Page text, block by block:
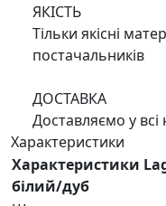
ЯКІСТЬ
Тільки якісні
постачальників
ДОСТАВКА
Доставляємо у всі
Характеристики
Характеристики
білий/дуб